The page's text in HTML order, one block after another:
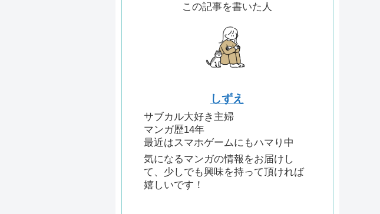
この記事を書いた人
しずえ
サブカル大好き主婦
マンガ歴14年
最近はスマホゲームにもハマり中
気になるマンガの情報をお届けし
て、少しでも興味を持って頂ければ
嬉しいです！